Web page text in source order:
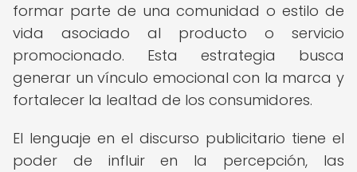
formar parte de una comunidad o estilo de
vida asociado al producto o servicio
promocionado. Esta estrategia busca
generar un vínculo emocional con la marca y
fortalecer la lealtad de los consumidores.
El lenguaje en el discurso publicitario tiene el
poder de influir en la percepción, las